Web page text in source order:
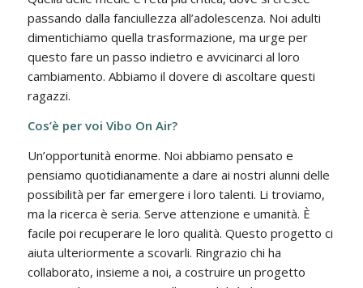
passando dalla fanciullezza all’adolescenza. Noi adulti
dimentichiamo quella trasformazione, ma urge per
questo fare un passo indietro e avvicinarci al loro
cambiamento. Abbiamo il dovere di ascoltare questi
ragazzi.
Cos’è per voi Vibo On Air?
Un’opportunità enorme. Noi abbiamo pensato e
pensiamo quotidianamente a dare ai nostri alunni delle
possibilità per far emergere i loro talenti. Li troviamo,
ma la ricerca è seria. Serve attenzione e umanità. È
facile poi recuperare le loro qualità. Questo progetto ci
aiuta ulteriormente a scovarli. Ringrazio chi ha
collaborato, insieme a noi, a costruire un progetto